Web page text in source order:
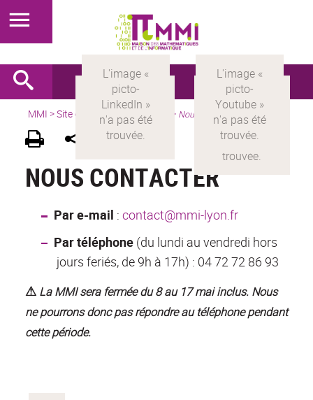
MMI >Site en français > Pratique > Nous contacter
NOUS CONTACTER
Par e-mail : contact@mmi-lyon.fr
Par téléphone(du lundi au vendredi hors
jours feriés, de 9h à 17h) : 04 72 72 86 93
⚠ La MMI sera fermée du 8 au 17 mai inclus. Nous
ne pourrons donc pas répondre au téléphone pendant
cette période.